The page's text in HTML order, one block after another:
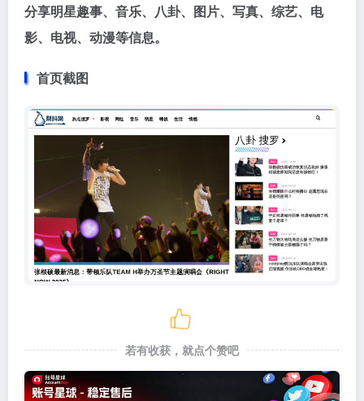
分享明星趣事、音乐、八卦、图片、写真、综艺、电
影、电视、动漫等信息。
首页截图
若有收获，就点个赞吧